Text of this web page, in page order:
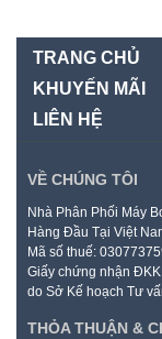
TRANG CHỦ
KHUYẾN MÃI
LIÊN HỆ
VỀ CHÚNG TÔI
Nhà Phân Phối Máy
Hàng Đầu Tại Việt
Mã số thuế:
Giấy chứng nhận
do Sở Kế hoạch Tư
THỎA THUẬN &